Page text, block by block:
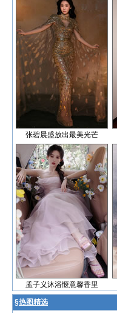
张碧晨盛放出最美光芒
孟子义沐浴惬意馨香里
§热图精选